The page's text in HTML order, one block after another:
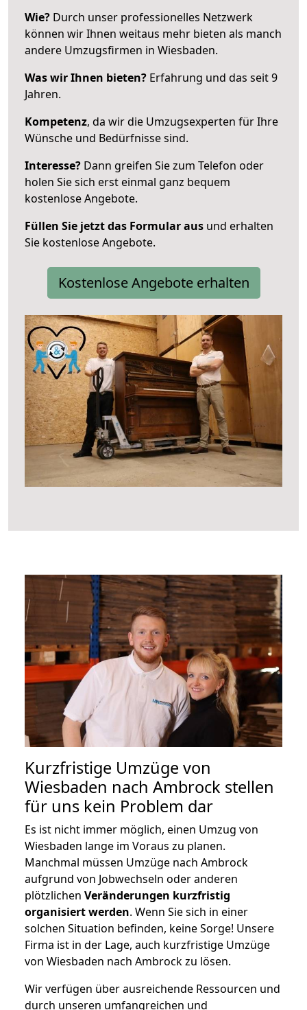
Wie? Durch unser professionelles Netzwerk
können wir Ihnen weitaus mehr bieten als manch
andere Umzugsfirmen in Wiesbaden.
Was wir Ihnen bieten? Erfahrung und das seit 9
Jahren.
Kompetenz, da wir die Umzugsexperten für Ihre
Wünsche und Bedürfnisse sind.
Interesse? Dann greifen Sie zum Telefon oder
holen Sie sich erst einmal ganz bequem
kostenlose Angebote.
Füllen Sie jetzt das Formular aus und erhalten
Sie kostenlose Angebote.
Kostenlose Angebote erhalten
Kurzfristige Umzüge von
Wiesbaden nach Ambrock stellen
für uns kein Problem dar
Es ist nicht immer möglich, einen Umzug von
Wiesbaden lange im Voraus zu planen.
Manchmal müssen Umzüge nach Ambrock
aufgrund von Jobwechseln oder anderen
plötzlichen Veränderungen kurzfristig
organisiert werden. Wenn Sie sich in einer
solchen Situation befinden, keine Sorge! Unsere
Firma ist in der Lage, auch kurzfristige Umzüge
von Wiesbaden nach Ambrock zu lösen.
Wir verfügen über ausreichende Ressourcen und
durch unseren umfangreichen und